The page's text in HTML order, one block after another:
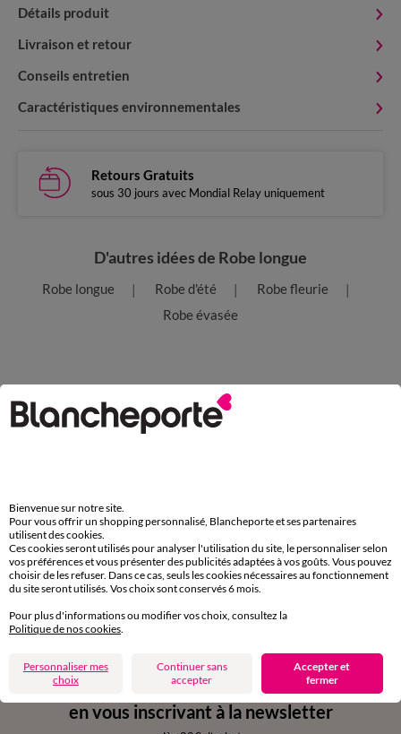
Détails produit
Livraison et retour
Conseils entretien
Caractéristiques environnementales
Retours Gratuits
sous 30 jours avec Mondial Relay uniquement
D'autres idées de Robe longue
Robe longue Robe d'été
Robe fleurie
Robe évasée
Paiement 100% sécurisé
Payez plus tard ou en plusieurs fois
Retours gratuits
sous 30 jours avec Mondial Relay uniquement
Service clients
de 8h00 à 20h00 du lundi au samedi
11€ Offerts
en vous inscrivant à la newsletter
Bienvenue sur notre site.
Pour vous offrir un shopping personnalisé, Blancheporte et ses partenaires
utilisent des cookies.
Ces cookies seront utilisés pour analyser l'utilisation du site, le personnaliser selon
vos préférences et vous présenter des publicités adaptées à vos goûts. Vous pouvez
choisir de les refuser. Dans ce cas, seuls les cookies nécessaires au fonctionnement
du site seront utilisés. Vos choix sont conservés 6 mois.
Pour plus d'informations ou modifier vos choix, consultez la
Politique de nos cookies
Personnaliser mes
choix
Continuer sans
accepter
Accepter et
fermer